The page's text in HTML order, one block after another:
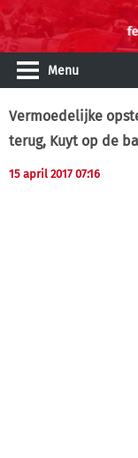
Menu
Vermoedelijke
terug, Kuyt op de
15 april 2017 07:16